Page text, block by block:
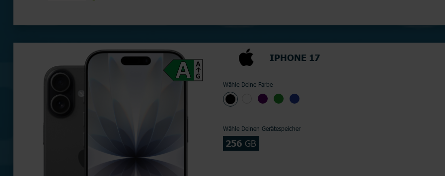
IPHONE 17
Wähle Deine Farbe
Wähle Deinen Gerätespeicher
256 GB